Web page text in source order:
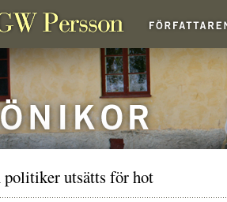
politiker utsätts för hot